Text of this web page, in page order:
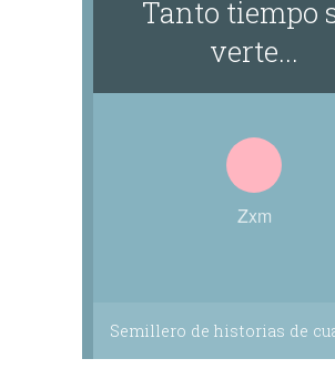
Tanto tiempo
verte...
Zxm
Semillero de historias de